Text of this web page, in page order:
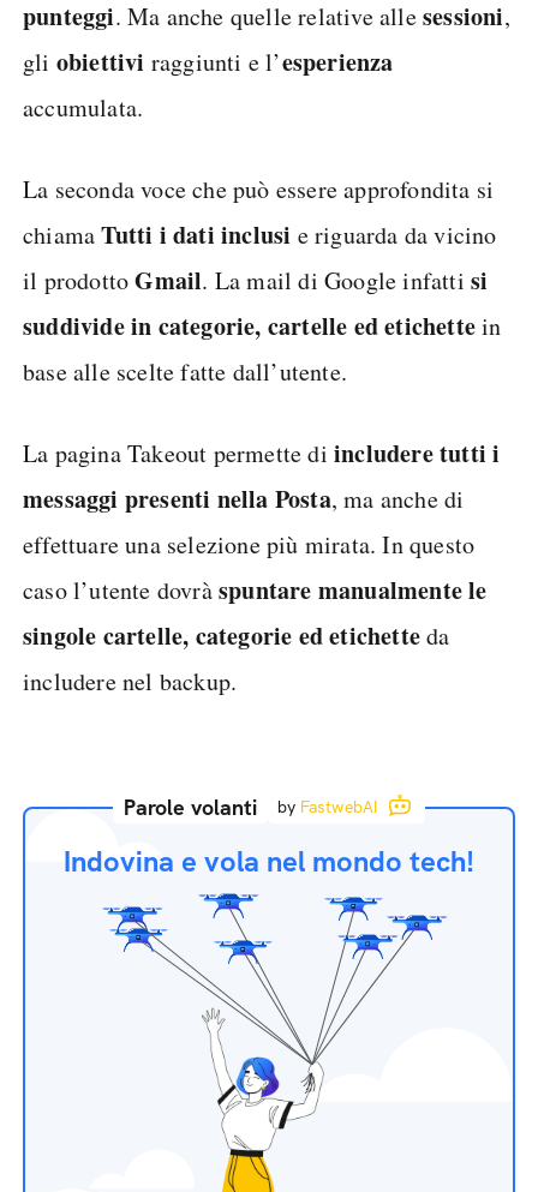
punteggi. Ma anche quelle relative allesessioni,
gli obiettivi raggiunti e l’esperienza
accumulata.
La seconda voce che può essere approfondita si
chiamaTutti i dati inclusi e riguarda da vicino
il prodottoGmail. La mail di Google infattisi
suddivide in categorie, cartelle ed etichettein
base alle scelte fatte dall’utente.
La pagina Takeout permette di includere tutti i
messaggi presenti nella Posta, ma anche di
effettuare una selezione più mirata. In questo
caso l’utente dovràspuntare manualmente le
singole cartelle, categorie ed etichetteda
includere nel backup.
Parole volanti by FastwebAI
Indovina e vola nel mondo tech!